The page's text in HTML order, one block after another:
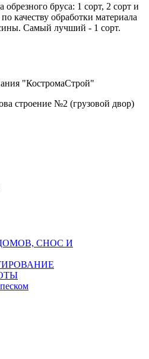
бруса: 1 сорт, 2 сорт и
качеству обработки материала
Самый лучший - 1 сорт.
"КостромаСтрой"
строение №2 (грузовой двор)
СНОС И